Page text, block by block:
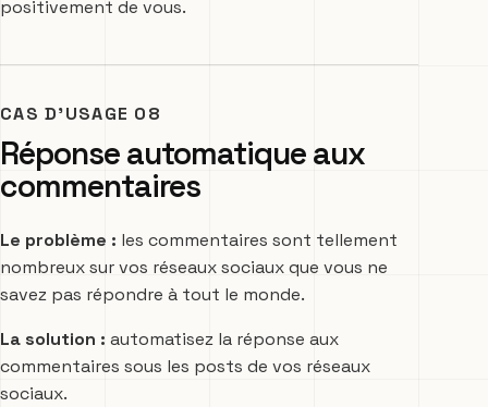
positivement de vous.
CAS D’USAGE 08
Réponse automatique aux
commentaires
Le problème : les commentaires sont tellement
nombreux sur vos réseaux sociaux que vous ne
savez pas répondre à tout le monde.
La solution : automatisez la réponse aux
commentaires sous les posts de vos réseaux
sociaux.